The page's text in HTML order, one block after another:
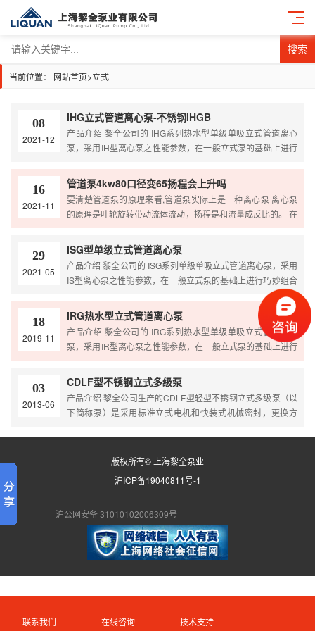
搜索
当前位置： 网站首页>立式
08
2021-12
IHG立式管道离心泵-不锈钢IHGB
产品介绍 黎全公司的 IHG系列热水型单级单吸立式管道离心
泵，采用IH型离心泵之性能参数，在一般立式泵的基础上进行
基础上适用热水、高温。该系列产品具有高效节能、噪音低、
性能可靠等优点。 产品原理 1、泵为立式结构，进出口口径
相同，且位于同一中心线上，可象阀门一样安装于管路之中，
外形紧凑美观，占地面积小，建筑投入低，如加上防护罩则…
16
2021-11
管道泵4kw80口径变65扬程会上升吗
要清楚管道泵的原理来看,管道泵实际上是一种离心泵 离心泵
的原理是叶轮旋转带动流体流动，扬程是和流量成反比的。 在
一个管道泵型号选定后，流量和扬程是严格按照曲线的。 而
80口径变径为65口径，实际上是流量降低，按照曲线扬程是升
高的，但由于管径变小，管路阻力变大，扬程不会严格按照曲
线升高。 最好能咨询泵的厂家，有些厂家的泵设计不允许随便
变径，或者变径太大，比如40口径变成80口径，就会造成高扬
程低用的…
29
2021-05
ISG型单级立式管道离心泵
产品介绍 黎全公司的 ISG系列单级单吸立式管道离心泵，采用
IS型离心泵之性能参数，在一般立式泵的基础上进行巧妙组合
设计而成。同时根据使用温度、介质等不同在ISG型基础上派
出适用热水、高温、腐蚀性化工泵、油泵。该系列产品具有高
效节能、噪音低、性能可靠等优点。 产品原理 1、泵为立式
结构，进出口口径相同，且位于同一中心线上，可象阀门一样
安装于管路之中，外形紧凑美观，占地面积小，建筑投入…
18
2019-11
IRG热水型立式管道离心泵
产品介绍 黎全公司的 IRG系列热水型单级单吸立式管道离心
泵，采用IR型离心泵之性能参数，在一般立式泵的基础上进行
巧妙组合设计而成。同时根据使用温度、介质等不同在ISG型
基础上适用热水、高温。该系列产品具有高效节能、噪音低、
性能可靠等优点。 产品原理 1、泵为立式结构，进出口口径
相同，且位于同一中心线上，可象阀门一样安装于管路之中，
外形紧凑美观，占地面积小，建筑投入低，如加上防护罩则…
03
2013-06
CDLF型不锈钢立式多级泵
产品介绍 黎全公司生产的CDLF型轻型不锈钢立式多级泵（以
下简称泵）是采用标准立式电机和快装式机械密封，更换方
品。产品投放市场后，以其高效节能、质量可靠、使用范围广
力模型和先进的制造工艺，大大提高泵的性能及使用寿…
版权所有© 上海黎全泵业
沪ICP备19040811号-1
沪公网安备 31010102006309号
联系我们 在线咨询 技术支持